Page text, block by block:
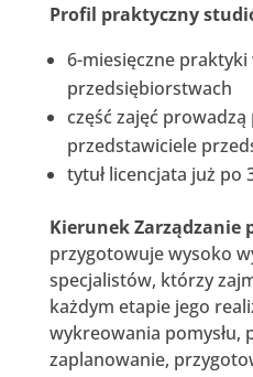
Profil praktyczny
6-miesięczne
przedsiębiorstwach
część zajęć prowadzą
przedstawiciele
tytuł licencjata już po
Kierunek Zarządzanie
przygotowuje wysoko
specjalistów, którzy
każdym etapie jego
wykreowania pomysłu,
zaplanowanie,